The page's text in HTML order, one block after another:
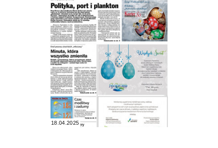
18.04.2025